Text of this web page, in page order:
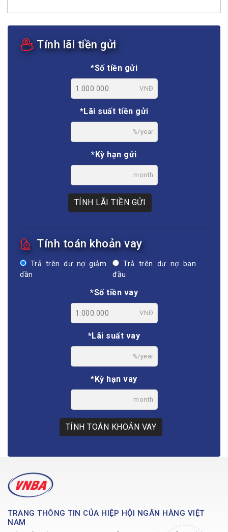
Tính lãi tiền gửi
*Số tiền gửi
VNĐ
*Lãi suất tiền gửi
%/year
*Kỳ hạn gửi
month
TÍNH LÃI TIỀN GỬI
Tính toán khoản vay
Trả trên dư nợ giảm
dần
Trả trên dư nợ ban
đầu
*Số tiền vay
VNĐ
*Lãi suất vay
%/year
*Kỳ hạn vay
month
TÍNH TOÁN KHOẢN VAY
TRANG THÔNG TIN CỦA HIỆP HỘI NGÂN HÀNG VIỆT
NAM